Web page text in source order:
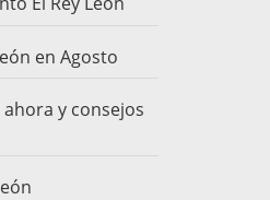
en Agosto
y consejos